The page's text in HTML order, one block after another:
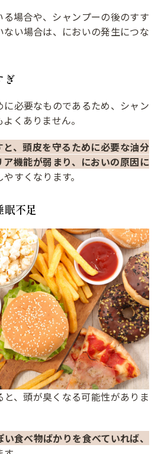
場合や、シャンプーの後のすす
い場合は、においの発生につな
ぎ
必要なものであるため、シャン
くありません。
、頭皮を守るために必要な油分
機能が弱まり、においの原因に
すくなります。
眠不足
、頭が臭くなる可能性がありま
食べ物ばかりを食べていれば、